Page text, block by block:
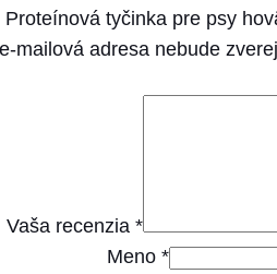
tyčinka pre psy
mailová adresa nebude
Vaša recenzia *
Meno *